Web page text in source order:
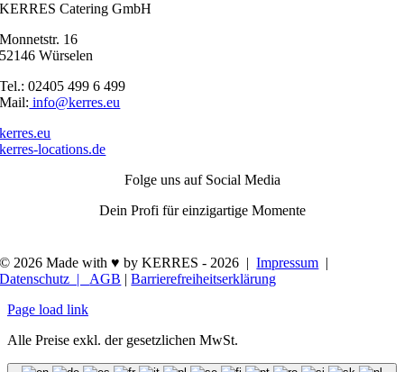
KERRES Catering GmbH
Monnetstr. 16
52146 Würselen
Tel.: 02405 499 6 499
Mail: info@kerres.eu
kerres.eu
kerres-locations.de
Folge uns auf Social Media
Dein Profi für einzigartige Momente
© 2026 Made with ♥ by KERRES - 2026 |Impressum |
Datenschutz | AGB |Barrierefreiheitserklärung
Page load link
Alle Preise exkl. der gesetzlichen MwSt.